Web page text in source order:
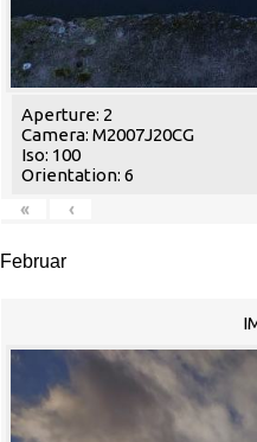
Aperture: 2
Camera: M2007J20CG
Iso: 100
Orientation: 6
«
‹
Februar